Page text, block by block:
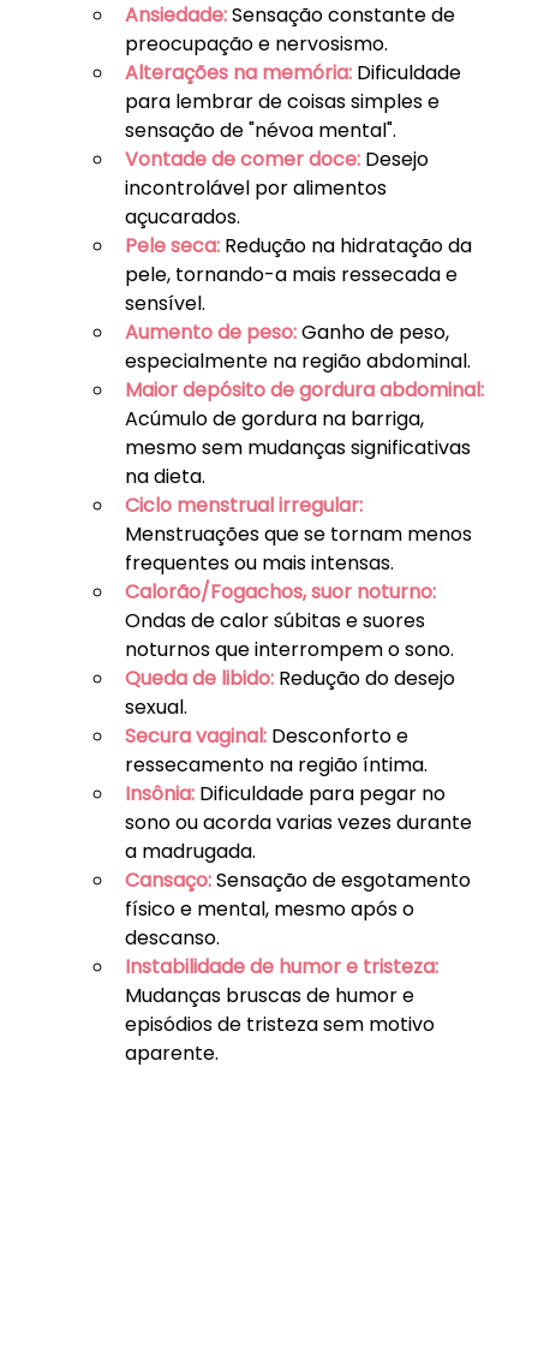
Ansiedade: Sensação constante de
preocupação e nervosismo.
Alterações na memória: Dificuldade
para lembrar de coisas simples e
sensação de "névoa mental".
Vontade de comer doce: Desejo
incontrolável por alimentos
açucarados.
Pele seca: Redução na hidratação da
pele, tornando-a mais ressecada e
sensível.
Aumento de peso: Ganho de peso,
especialmente na região abdominal.
Maior depósito de gordura abdominal:
Acúmulo de gordura na barriga,
mesmo sem mudanças significativas
na dieta.
Ciclo menstrual irregular:
Menstruações que se tornam menos
frequentes ou mais intensas.
Calorão/Fogachos, suor noturno:
Ondas de calor súbitas e suores
noturnos que interrompem o sono.
Queda de libido: Redução do desejo
sexual.
Secura vaginal: Desconforto e
ressecamento na região íntima.
Insônia: Dificuldade para pegar no
sono ou acorda varias vezes durante
a madrugada.
Cansaço: Sensação de esgotamento
físico e mental, mesmo após o
descanso.
Instabilidade de humor e tristeza:
Mudanças bruscas de humor e
episódios de tristeza sem motivo
aparente.